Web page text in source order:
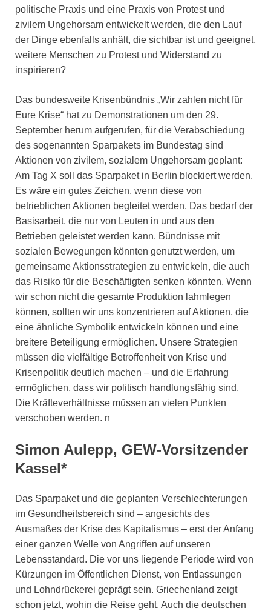
politische Praxis und eine Praxis von Protest und
zivilem Ungehorsam entwickelt werden, die den Lauf
der Dinge ebenfalls anhält, die sichtbar ist und geeignet,
weitere Menschen zu Protest und Widerstand zu
inspirieren?
Das bundesweite Krisenbündnis „Wir zahlen nicht für
Eure Krise“ hat zu Demonstrationen um den 29.
September herum aufgerufen, für die Verabschiedung
des sogenannten Sparpakets im Bundestag sind
Aktionen von zivilem, sozialem Ungehorsam geplant:
Am Tag X soll das Sparpaket in Berlin blockiert werden.
Es wäre ein gutes Zeichen, wenn diese von
betrieblichen Aktionen begleitet werden. Das bedarf der
Basisarbeit, die nur von Leuten in und aus den
Betrieben geleistet werden kann. Bündnisse mit
sozialen Bewegungen könnten genutzt werden, um
gemeinsame Aktionsstrategien zu entwickeln, die auch
das Risiko für die Beschäftigten senken könnten. Wenn
wir schon nicht die gesamte Produktion lahmlegen
können, sollten wir uns konzentrieren auf Aktionen, die
eine ähnliche Symbolik entwickeln können und eine
breitere Beteiligung ermöglichen. Unsere Strategien
müssen die vielfältige Betroffenheit von Krise und
Krisenpolitik deutlich machen – und die Erfahrung
ermöglichen, dass wir politisch handlungsfähig sind.
Die Kräfteverhältnisse müssen an vielen Punkten
verschoben werden. n
Simon Aulepp, GEW-Vorsitzender
Kassel*
Das Sparpaket und die geplanten Verschlechterungen
im Gesundheitsbereich sind – angesichts des
Ausmaßes der Krise des Kapitalismus – erst der Anfang
einer ganzen Welle von Angriffen auf unseren
Lebensstandard. Die vor uns liegende Periode wird von
Kürzungen im Öffentlichen Dienst, von Entlassungen
und Lohndrückerei geprägt sein. Griechenland zeigt
schon jetzt, wohin die Reise geht. Auch die deutschen